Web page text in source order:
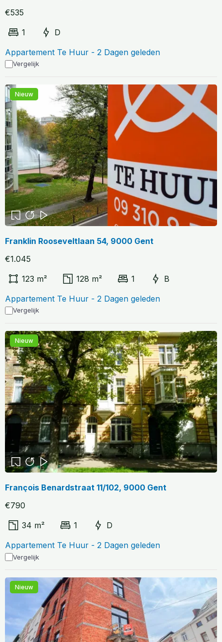
€535
1
D
Appartement Te Huur - 2 Dagen geleden
Vergelijk
Nieuw
Franklin Rooseveltlaan 54, 9000 Gent
€1.045
123 m²
128 m² 1
B
Appartement Te Huur - 2 Dagen geleden
Vergelijk
Nieuw
François Benardstraat 11/102, 9000 Gent
€790
34 m²
1
D
Appartement Te Huur - 2 Dagen geleden
Vergelijk
Nieuw